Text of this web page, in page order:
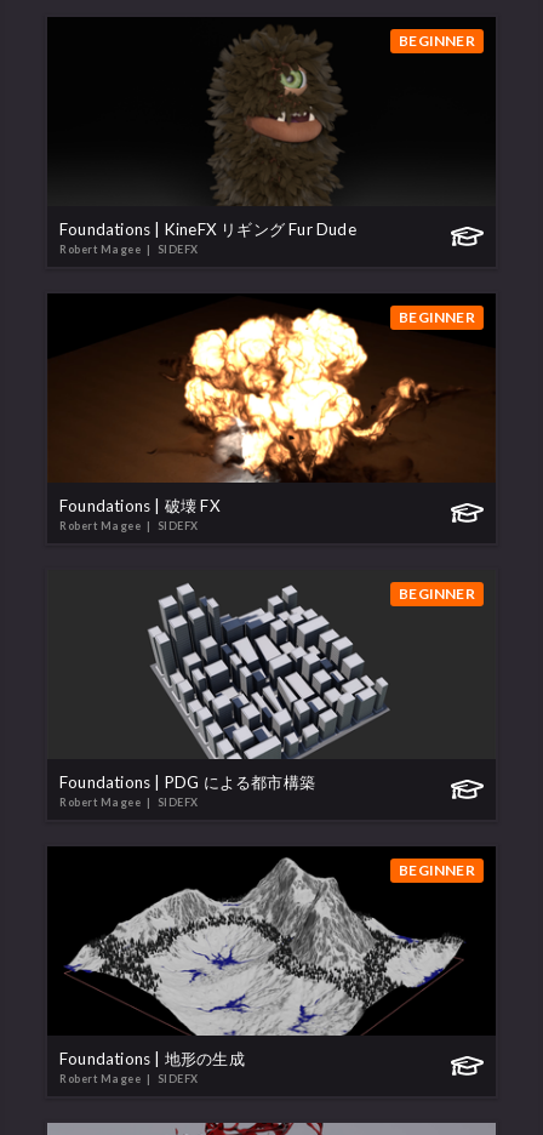
BEGINNER
Foundations | KineFX リギング Fur Dude
Robert Magee | SIDEFX
BEGINNER
Foundations | 破壊 FX
Robert Magee | SIDEFX
BEGINNER
Foundations | PDG による都市構築
Robert Magee | SIDEFX
BEGINNER
Foundations | 地形の生成
Robert Magee | SIDEFX